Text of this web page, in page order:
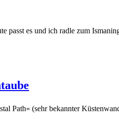
passt es und ich radle zum
Path« (sehr bekannter